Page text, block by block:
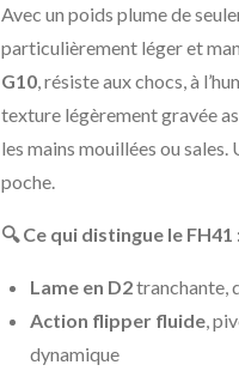
Avec un poids plume de
particulièrement léger et
G10 , résiste aux chocs, à
texture légèrement gravée
les mains mouillées ou
poche.
🔍 Ce qui distingue le FH41
Lame en D2tranchante,
Action flipper fluide ,
dynamique